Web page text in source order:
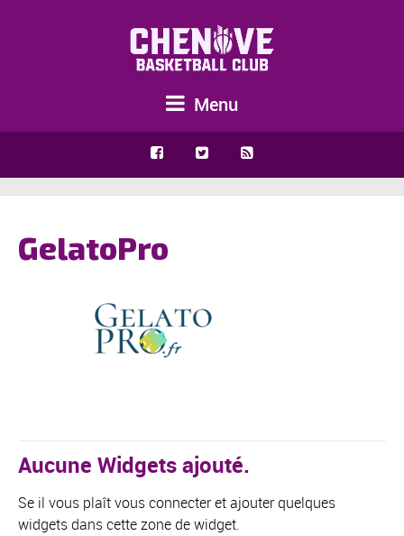
Menu
GelatoPro
Aucune Widgets ajouté.
Se il vous plaît vous connecter et ajouter quelques
widgets dans cette zone de widget.